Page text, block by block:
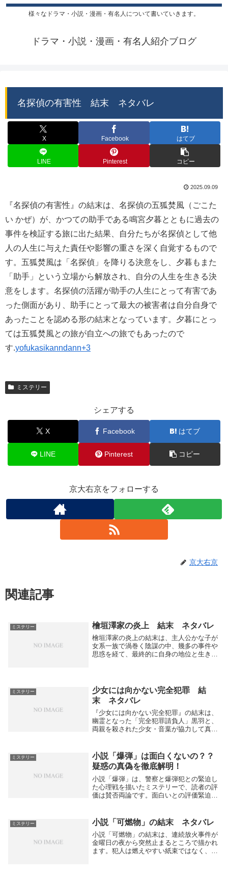
様々なドラマ・小説・漫画・有名人について書いていきます。
ドラマ・小説・漫画・有名人紹介ブログ
名探偵の有害性 結末 ネタバレ
X Facebook はてブ
LINE Pinterest コピー
2025.09.09
『名探偵の有害性』の結末は、名探偵の五狐焚風（ごこた
い かぜ）が、かつての助手である鳴宮夕暮とともに過去の
事件を検証する旅に出た結果、自分たちが名探偵として他
人の人生に与えた責任や影響の重さを深く自覚するもので
す。五狐焚風は「名探偵」を降りる決意をし、夕暮もまた
「助手」という立場から解放され、自分の人生を生きる決
意をします。名探偵の活躍が助手の人生にとって有害であ
った側面があり、助手にとって最大の被害者は自分自身で
あったことを認める形の結末となっています。夕暮にとっ
ては五狐焚風との旅が自立への旅でもあったので
す.yofukasikanndann+3
ミステリー
シェアする
X Facebook はてブ
LINE Pinterest コピー
京大右京をフォローする
京大右京
関連記事
ミステリー 檜垣澤家の炎上 結末 ネタバレ
檜垣澤家の炎上の結末は、主人公かな子が
女系一族で渦巻く陰謀の中、幾多の事件や
思惑を経て、最終的に自身の地位と生き残
子が家に引き...
ミステリー
少女には向かない完全犯罪 結
末 ネタバレ
『少女には向かない完全犯罪』の結末は、
幽霊となった「完全犯罪請負人」黒羽と、
両親を殺された少女・音葉が協力して真犯
します。booklog+1結末の概要黒羽は屋上
から...
ミステリー
小説「爆弾」は面白くないの？？
疑惑の真偽を徹底解明！
小説「爆弾」は、警察と爆弾犯との緊迫し
た心理戦を描いたミステリーで、読者の評
価は賛否両論です。面白いとの評価緊迫感
く、読者を引き込む。ストーリー展開が読
みやすく、続き...
ミステリー 小説「可燃物」の結末 ネタバレ
小説「可燃物」の結末は、連続放火事件が
金曜日の夜から突然止まるところで描かれ
ます。犯人は燃えやすい紙束ではなく、あ